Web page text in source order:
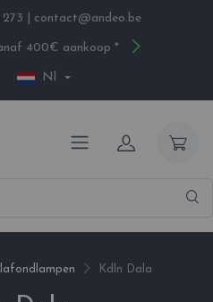
contact@andeo.be
400€ aankoop *
Nl
Kdln Dala